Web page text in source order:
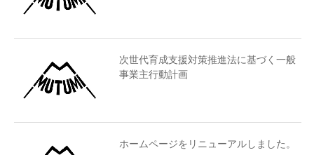
次世代育成支援対策推進法に基づく一般
事業主行動計画
ホームページをリニューアルしました。